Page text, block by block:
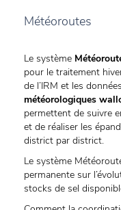
Météoroutes
Le système
pour le traitement
de l’IRM et les
météorologiques
permettent de suivre
et de réaliser les
district par district.
Le système
permanente sur
stocks de sel